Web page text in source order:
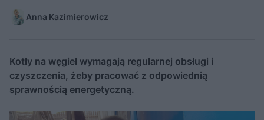
Anna Kazimierowicz
Kotły na węgiel wymagają regularnej obsługi i
czyszczenia, żeby pracować z odpowiednią
sprawnością energetyczną.